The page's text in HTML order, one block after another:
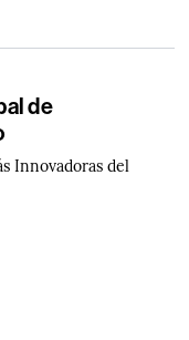
de
Innovadoras del